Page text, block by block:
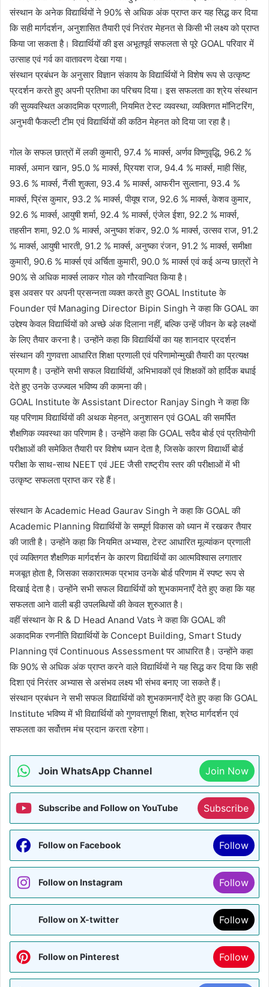
संस्थान के अनेक विद्यार्थियों ने 90% से अधिक अंक प्राप्त कर यह सिद्ध कर दिया
कि सही मार्गदर्शन, अनुशासित तैयारी एवं निरंतर मेहनत से किसी भी लक्ष्य को प्राप्त
किया जा सकता है। विद्यार्थियों की इस अभूतपूर्व सफलता से पूरे GOAL परिवार में
उत्साह एवं गर्व का वातावरण देखा गया।
संस्थान प्रबंधन के अनुसार विज्ञान संकाय के विद्यार्थियों ने विशेष रूप से उत्कृष्ट
प्रदर्शन करते हुए अपनी प्रतिभा का परिचय दिया। इस सफलता का श्रेय संस्थान
की सुव्यवस्थित अकादमिक प्रणाली, नियमित टेस्ट व्यवस्था, व्यक्तिगत मॉनिटरिंग,
अनुभवी फैकल्टी टीम एवं विद्यार्थियों की कठिन मेहनत को दिया जा रहा है।
गोल के सफल छात्रों में लकी कुमारी, 97.4 % मार्क्स, अर्णव विष्णुवृद्धि, 96.2 %
मार्क्स, अमान खान, 95.0 % मार्क्स, प्रियश राज, 94.4 % मार्क्स, माही सिंह,
93.6 % मार्क्स, नैंसी शुक्ला, 93.4 % मार्क्स, आफरीन सुल्ताना, 93.4 %
मार्क्स, प्रिंस कुमार, 93.2 % मार्क्स, पीयूष राज, 92.6 % मार्क्स, केशव कुमार,
92.6 % मार्क्स, आयुषी शर्मा, 92.4 % मार्क्स, एंजेल ईशा, 92.2 % मार्क्स,
तहसीन शमा, 92.0 % मार्क्स, अनुष्का शंकर, 92.0 % मार्क्स, उत्सव राज, 91.2
% मार्क्स, आयुषी भारती, 91.2 % मार्क्स, अनुष्का रंजन, 91.2 % मार्क्स, समीक्षा
कुमारी, 90.6 % मार्क्स एवं अर्चिता कुमारी, 90.0 % मार्क्स एवं कई अन्य छात्रों ने
90% से अधिक मार्क्स लाकर गोल को गौरवान्वित किया है।
इस अवसर पर अपनी प्रसन्नता व्यक्त करते हुए GOAL Institute के
Founder एवं Managing Director Bipin Singh ने कहा कि GOAL का
उद्देश्य केवल विद्यार्थियों को अच्छे अंक दिलाना नहीं, बल्कि उन्हें जीवन के बड़े लक्ष्यों
के लिए तैयार करना है। उन्होंने कहा कि विद्यार्थियों का यह शानदार प्रदर्शन
संस्थान की गुणवत्ता आधारित शिक्षा प्रणाली एवं परिणामोन्मुखी तैयारी का प्रत्यक्ष
प्रमाण है। उन्होंने सभी सफल विद्यार्थियों, अभिभावकों एवं शिक्षकों को हार्दिक बधाई
देते हुए उनके उज्ज्वल भविष्य की कामना की।
GOAL Institute के Assistant Director Ranjay Singh ने कहा कि
यह परिणाम विद्यार्थियों की अथक मेहनत, अनुशासन एवं GOAL की समर्पित
शैक्षणिक व्यवस्था का परिणाम है। उन्होंने कहा कि GOAL सदैव बोर्ड एवं प्रतियोगी
परीक्षाओं की समेकित तैयारी पर विशेष ध्यान देता है, जिसके कारण विद्यार्थी बोर्ड
परीक्षा के साथ-साथ NEET एवं JEE जैसी राष्ट्रीय स्तर की परीक्षाओं में भी
उत्कृष्ट सफलता प्राप्त कर रहे हैं।
संस्थान के Academic Head Gaurav Singh ने कहा कि GOAL की
Academic Planning विद्यार्थियों के सम्पूर्ण विकास को ध्यान में रखकर तैयार
की जाती है। उन्होंने कहा कि नियमित अभ्यास, टेस्ट आधारित मूल्यांकन प्रणाली
एवं व्यक्तिगत शैक्षणिक मार्गदर्शन के कारण विद्यार्थियों का आत्मविश्वास लगातार
मजबूत होता है, जिसका सकारात्मक प्रभाव उनके बोर्ड परिणाम में स्पष्ट रूप से
दिखाई देता है। उन्होंने सभी सफल विद्यार्थियों को शुभकामनाएँ देते हुए कहा कि यह
सफलता आने वाली बड़ी उपलब्धियों की केवल शुरुआत है।
वहीं संस्थान के R & D Head Anand Vats ने कहा कि GOAL की
अकादमिक रणनीति विद्यार्थियों के Concept Building, Smart Study
Planning एवं Continuous Assessment पर आधारित है। उन्होंने कहा
कि 90% से अधिक अंक प्राप्त करने वाले विद्यार्थियों ने यह सिद्ध कर दिया कि सही
दिशा एवं निरंतर अभ्यास से असंभव लक्ष्य भी संभव बनाए जा सकते हैं।
संस्थान प्रबंधन ने सभी सफल विद्यार्थियों को शुभकामनाएँ देते हुए कहा कि GOAL
Institute भविष्य में भी विद्यार्थियों को गुणवत्तापूर्ण शिक्षा, श्रेष्ठ मार्गदर्शन एवं
सफलता का सर्वोत्तम मंच प्रदान करता रहेगा।
Join WhatsApp Channel Join Now
Subscribe and Follow on YouTube Subscribe
Follow on Facebook Follow
Follow on Instagram Follow
Follow on X-twitter Follow
Follow on Pinterest Follow